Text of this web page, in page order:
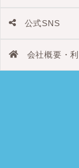
公式SNS
会社概要・